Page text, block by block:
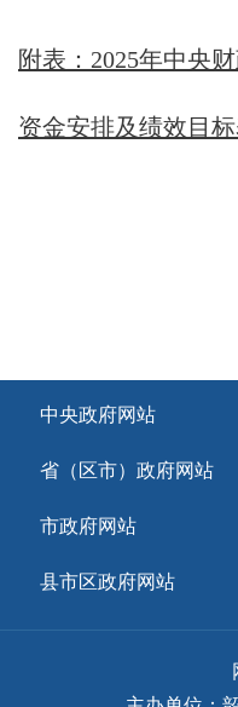
附表：2025年中央
资金安排及绩效目
中央政府网站
省（区市）政府网站
市政府网站
县市区政府网站